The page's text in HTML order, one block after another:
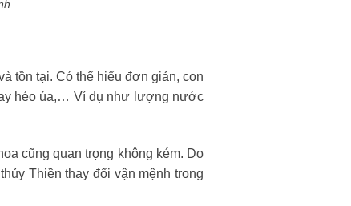
tồn tại. Có thể hiểu đơn giản, con
héo úa,… Ví dụ như lượng nước
cũng quan trọng không kém. Do
Thiền thay đổi vận mệnh trong